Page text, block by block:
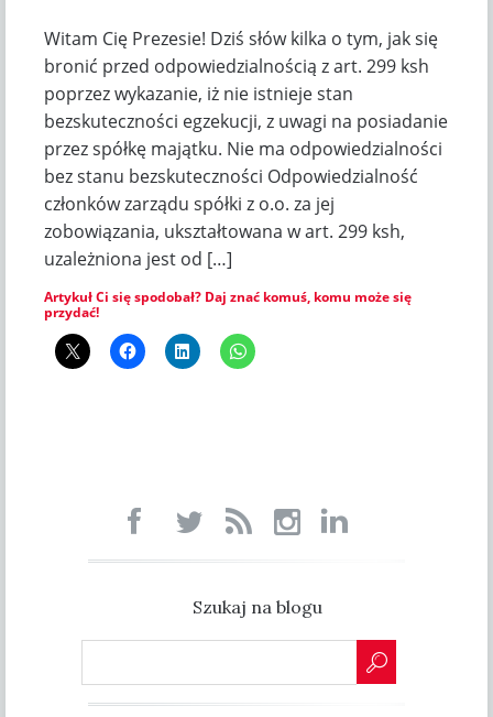
Witam Cię Prezesie! Dziś słów kilka o tym, jak się
bronić przed odpowiedzialnością z art. 299 ksh
poprzez wykazanie, iż nie istnieje stan
bezskuteczności egzekucji, z uwagi na posiadanie
przez spółkę majątku. Nie ma odpowiedzialności
bez stanu bezskuteczności Odpowiedzialność
członków zarządu spółki z o.o. za jej
zobowiązania, ukształtowana w art. 299 ksh,
uzależniona jest od […]
Artykuł Ci się spodobał? Daj znać komuś, komu może się
przydać!
Szukaj na blogu